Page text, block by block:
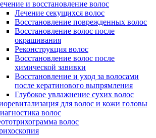
и восстановление волос
Лечение секущихся волос
Восстановление поврежденных волос
Восстановление волос после
окрашивания
Реконструкция волос
Восстановление волос после
химической завивки
Восстановление и уход за волосами
после кератинового выпрямления
Глубокое увлажнение сухих волос
для волос и кожи головы
волос
волос